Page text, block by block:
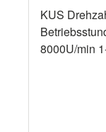
KUS
8000U/min